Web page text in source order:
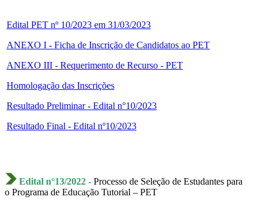
Edital PET nº 10/2023 em 31/03/2023
ANEXO I - Ficha de Inscrição de Candidatos ao PET
ANEXO III - Requerimento de Recurso - PET
Homologação das Inscrições
Resultado Preliminar - Edital n°10/2023
Resultado Final - Edital nº10/2023
Edital n°13/2022 - Processo de Seleção de Estudantes para
o Programa de Educação Tutorial – PET